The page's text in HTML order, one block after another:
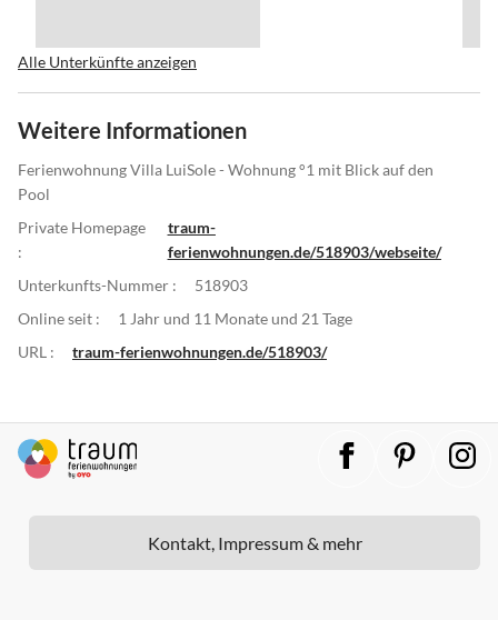
Alle Unterkünfte anzeigen
Weitere Informationen
Ferienwohnung Villa LuiSole - Wohnung °1 mit Blick auf den
Pool
Private Homepage
:
traum-
ferienwohnungen.de/518903/webseite/
Unterkunfts-Nummer :
518903
Online seit :
1 Jahr und 11 Monate und 21 Tage
URL :
traum-ferienwohnungen.de/518903/
Kontakt, Impressum & mehr